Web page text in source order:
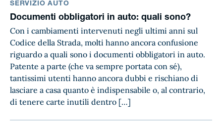
SERVIZIO AUTO
Documenti obbligatori in auto: quali sono?
Con i cambiamenti intervenuti negli ultimi anni sul
Codice della Strada, molti hanno ancora confusione
riguardo a quali sono i documenti obbligatori in auto.
Patente a parte (che va sempre portata con sé),
tantissimi utenti hanno ancora dubbi e rischiano di
lasciare a casa quanto è indispensabile o, al contrario,
di tenere carte inutili dentro […]